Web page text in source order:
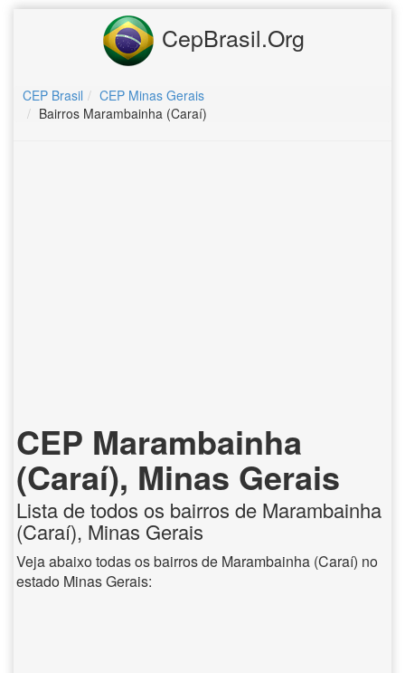
CepBrasil.Org
CEP Brasil
CEP Minas Gerais
Bairros Marambainha (Caraí)
CEP Marambainha
(Caraí), Minas Gerais
Lista de todos os bairros de Marambainha
(Caraí), Minas Gerais
Veja abaixo todas os bairros de Marambainha (Caraí) no
estado Minas Gerais: